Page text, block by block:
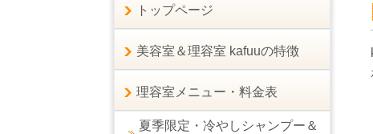
トップページ
美容室＆理容室 kafuuの特徴
理容室メニュー・料金表
夏季限定・冷やしシャンプー＆